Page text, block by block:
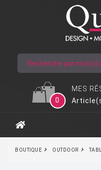
MES
0
BOUTIQUE OUTDOOR